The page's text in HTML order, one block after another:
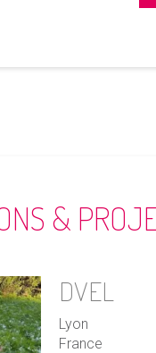
&
DVEL
Lyon
France